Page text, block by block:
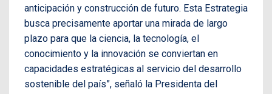
anticipación y construcción de futuro. Esta Estrategia
busca precisamente aportar una mirada de largo
plazo para que la ciencia, la tecnología, el
conocimiento y la innovación se conviertan en
capacidades estratégicas al servicio del desarrollo
sostenible del país”, señaló la Presidenta del